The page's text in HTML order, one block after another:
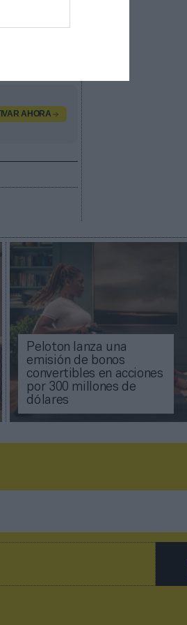
de
de
AHORA
Peloton lanza una
emisión de bonos
convertibles en acciones
por 300 millones de
dólares